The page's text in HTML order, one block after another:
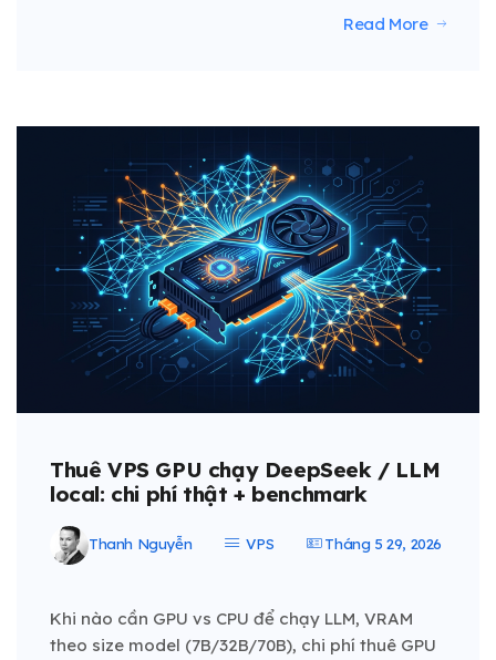
Read More
Thuê VPS GPU chạy DeepSeek / LLM
local: chi phí thật + benchmark
Thanh Nguyễn VPS Tháng 5 29, 2026
Khi nào cần GPU vs CPU để chạy LLM, VRAM
theo size model (7B/32B/70B), chi phí thuê GPU